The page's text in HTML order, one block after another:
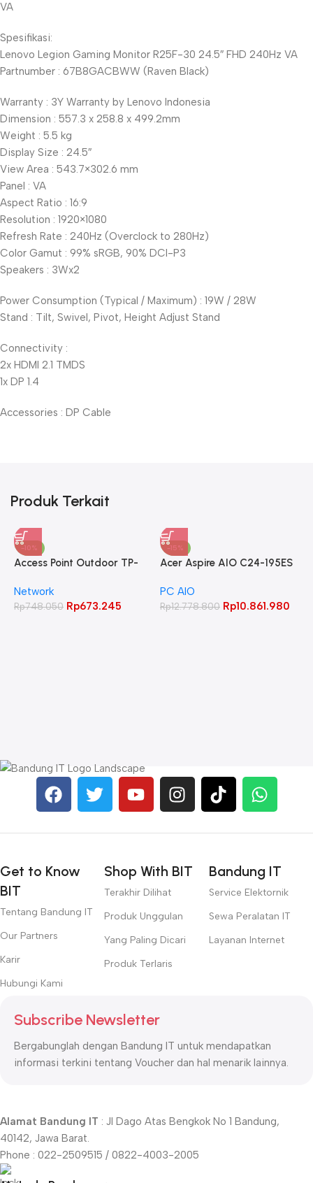
VA
Spesifikasi:
Lenovo Legion Gaming Monitor R25F-30 24.5″ FHD 240Hz VA
Partnumber : 67B8GACBWW (Raven Black)
Warranty : 3Y Warranty by Lenovo Indonesia
Dimension : 557.3 x 258.8 x 499.2mm
Weight : 5.5 kg
Display Size : 24.5″
View Area : 543.7×302.6 mm
Panel : VA
Aspect Ratio : 16:9
Resolution : 1920×1080
Refresh Rate : 240Hz (Overclock to 280Hz)
Color Gamut : 99% sRGB, 90% DCI-P3
Speakers : 3Wx2
Power Consumption (Typical / Maximum) : 19W / 28W
Stand : Tilt, Swivel, Pivot, Height Adjust Stand
Connectivity :
2x HDMI 2.1 TMDS
1x DP 1.4
Accessories : DP Cable
Produk Terkait
-10%
Access Point Outdoor TP-
CPE220
Network
Rp748.050 Rp673.245
-15%
Acer Aspire AIO C24-195ES
512GB 23.8″ FHD IPS
PC AIO
Rp12.778.800 Rp10.861.980
Get to Know
BIT
Tentang Bandung IT
Our Partners
Karir
Hubungi Kami
Shop With BIT
Terakhir Dilihat
Produk Unggulan
Yang Paling Dicari
Produk Terlaris
Bandung IT
Service Elektornik
Sewa Peralatan IT
Layanan Internet
Subscribe Newsletter
Bergabunglah dengan Bandung IT untuk mendapatkan
informasi terkini tentang Voucher dan hal menarik lainnya.
Alamat Bandung IT : Jl Dago Atas Bengkok No 1 Bandung,
40142, Jawa Barat.
Phone : 022-2509515 / 0822-4003-2005